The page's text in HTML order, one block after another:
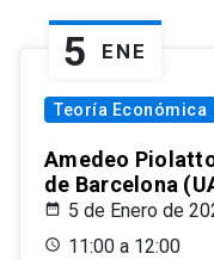
5 ENE
Teoría Económica
Amedeo
de Barcelona
5 de Enero de
11:00 a 12:00